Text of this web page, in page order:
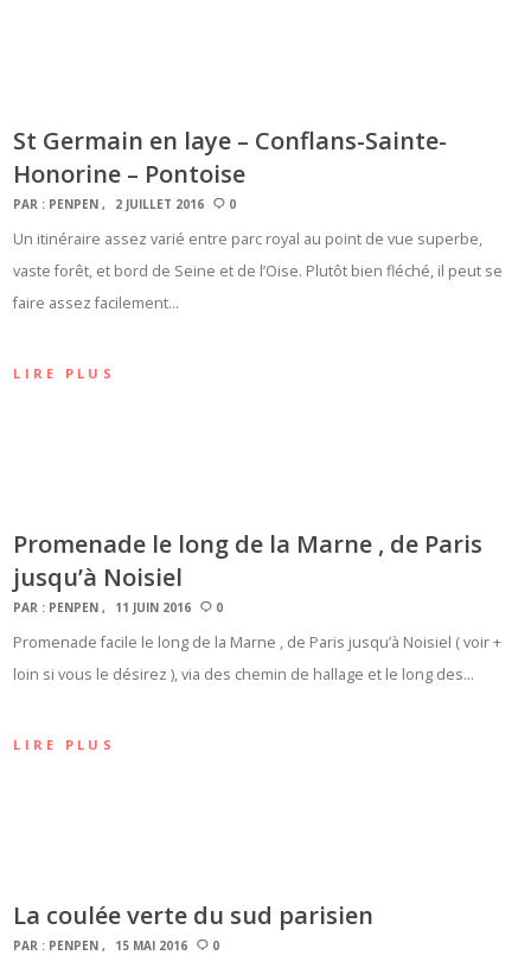
St Germain en laye – Conflans-Sainte-
Honorine – Pontoise
PAR : PENPEN 2 JUILLET 2016 0
Un itinéraire assez varié entre parc royal au point de vue superbe,
vaste forêt, et bord de Seine et de l’Oise. Plutôt bien fléché, il peut se
faire assez facilement…
LIRE PLUS
Promenade le long de la Marne , de Paris
jusqu’à Noisiel
PAR : PENPEN 11 JUIN 2016 0
Promenade facile le long de la Marne , de Paris jusqu’à Noisiel ( voir +
loin si vous le désirez ), via des chemin de hallage et le long des…
LIRE PLUS
La coulée verte du sud parisien
PAR : PENPEN 15 MAI 2016 0